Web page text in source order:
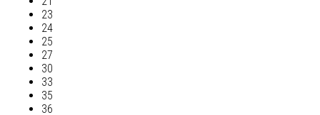
23
24
25
27
30
33
35
36